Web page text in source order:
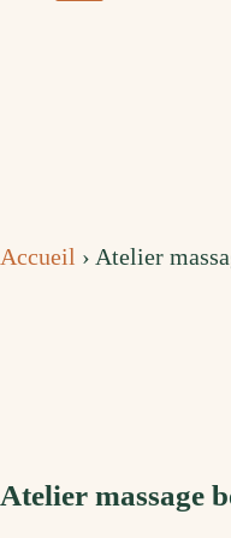
Accueil › Atelier
Atelier massage